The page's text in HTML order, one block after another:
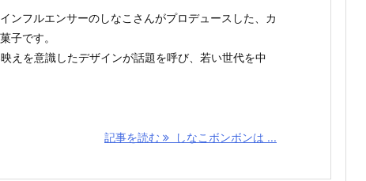
ンフルエンサーのしなこさんがプロデュースした、カ
子です。
えを意識したデザインが話題を呼び、若い世代を中
記事を読む しなこボンボンは ...